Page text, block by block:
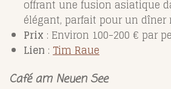
offrant une fusion asiatique
élégant, parfait pour un dîner
Prix : Environ 100-200 € par
Lien : TimRaue
Café am Neuen See